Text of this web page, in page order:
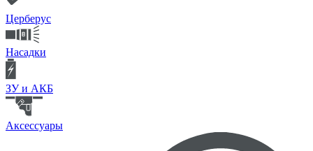
Церберус
Насадки
ЗУ и АКБ
Аксессуары